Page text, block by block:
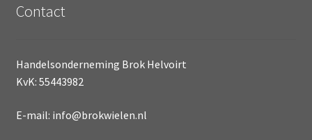
Contact
Handelsonderneming Brok Helvoirt
KvK: 55443982
E-mail: info@brokwielen.nl